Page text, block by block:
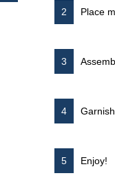
Place
Enjoy!